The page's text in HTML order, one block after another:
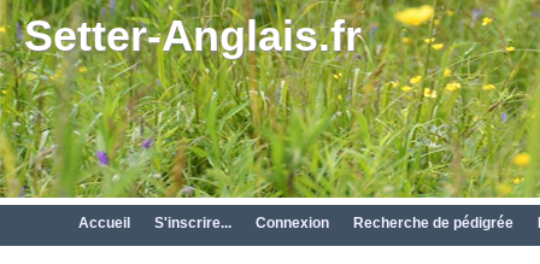
Setter-Anglais.fr
Accueil S'inscrire... Connexion Recherche de pédigrée